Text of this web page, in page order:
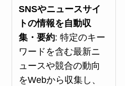
SNSやニュースサイ
トの情報を自動収
集・要約: 特定のキー
ワードを含む最新ニ
ュースや競合の動向
をWebから収集し、